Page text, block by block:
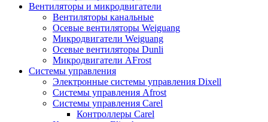
Вентиляторы и микродвигатели
Вентиляторы канальные
Осевые вентиляторы Weiguang
Микродвигатели Weiguang
Осевые вентиляторы Dunli
Микродвигатели AFrost
Системы управления
Электронные системы управления Dixell
Системы управления Afrost
Системы управления Carel
Контроллеры Carel